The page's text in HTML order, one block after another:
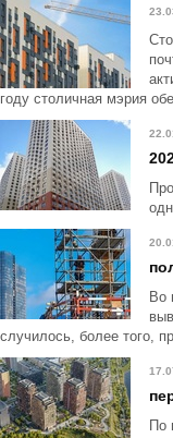
году столичная мэрия
Во
случилось, более того,
По